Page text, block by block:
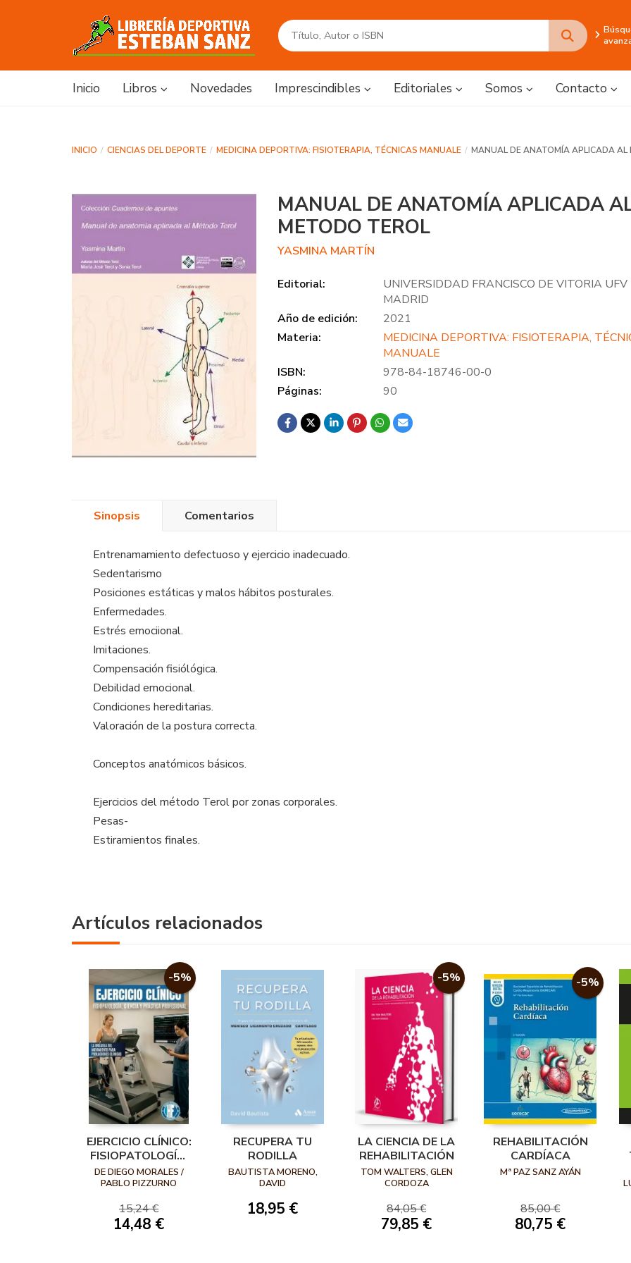
Inicio Libros Novedades Imprescindibles Editoriales Somos Contacto
INICIO CIENCIAS DEL DEPORTE MEDICINA DEPORTIVA: FISIOTERAPIA, TÉCNICAS MANUALE MANUAL DE ANATOMÍA APLICADA AL
MANUAL DE ANATOMÍA APLICADA
METODO TEROL
YASMINA MARTÍN
Editorial:
UNIVERSIDDAD FRANCISCO DE VITORIA UFV
MADRID
Año de edición:
2021
Materia:
MEDICINA DEPORTIVA: FISIOTERAPIA,
MANUALE
ISBN:
978-84-18746-00-0
Páginas:
90
Sinopsis Comentarios
Entrenamamiento defectuoso y ejercicio inadecuado.
Sedentarismo
Posiciones estáticas y malos hábitos posturales.
Enfermedades.
Estrés emociional.
Imitaciones.
Compensación fisiólógica.
Debilidad emocional.
Condiciones hereditarias.
Valoración de la postura correcta.
Conceptos anatómicos básicos.
Ejercicios del método Terol por zonas corporales.
Pesas-
Estiramientos finales.
Artículos relacionados
-5%
EJERCICIO CLÍNICO:
FISIOPATOLOGÍA,
CIENCIA Y
PRÁCTICA
DE DIEGO MORALES /
PABLO PIZZURNO
15,24 €
14,48 €
RECUPERA TU
RODILLA
BAUTISTA MORENO,
DAVID
18,95 €
-5%
LA CIENCIA DE LA
REHABILITACIÓN
TOM WALTERS, GLEN
CORDOZA
84,05 €
79,85 €
-5%
REHABILITACIÓN
CARDÍACA
Mª PAZ SANZ AYÁN
85,00 €
80,75 €